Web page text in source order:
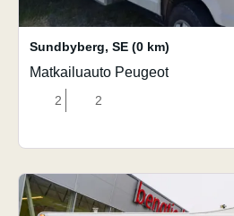
Sundbyberg, SE (0 km)
Matkailuauto Peugeot
2 2